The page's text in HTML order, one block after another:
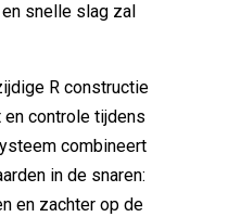
snelle slag zal
R constructie
controle tijdens
combineert
in de snaren:
en zachter op de